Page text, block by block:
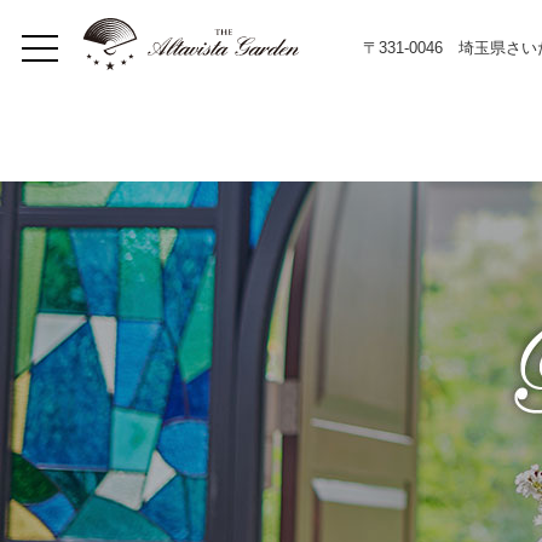
〒331-0046 埼玉県さい
Concept
Restaurant
イベント
メニュー
Lunch
Dinner
Bar